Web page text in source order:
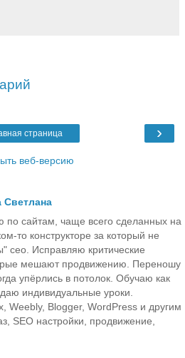
›
страница
веб-версию
Светлана
по сайтам, чаще всего сделанных на
то конструкторе за который не
сео. Исправляю критические
мешают продвижению. Переношу
упёрлись в потолок. Обучаю как
индивидуальные уроки.
Weebly, Blogger, WordPress и другим
SEO настройки, продвижение,